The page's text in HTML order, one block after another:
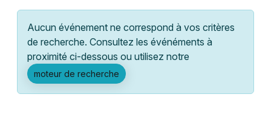
Manifestations
Foires & salons
Lyon
Marseille
Mulhouse
Montpellier
Aucun événement ne correspond à vos critères
de recherche. Consultez les événéments à
proximité ci-dessous ou utilisez notre
moteur de recherche